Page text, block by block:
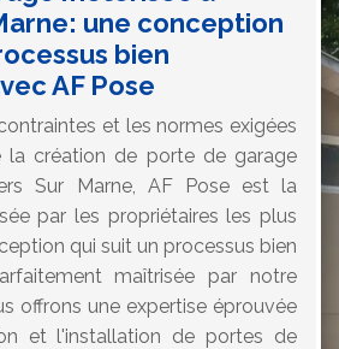
une conception
bien
AF Pose
et les normes exigées
la création de porte de garage
Sur Marne, AF Pose est la
par les propriétaires les plus
qui suit un processus bien
maîtrisée par notre
offrons une expertise éprouvée
et l'installation de portes de